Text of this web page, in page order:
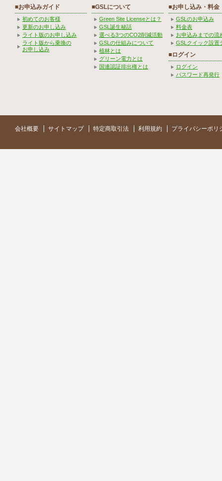
■お申込みガイド
初めてのお客様
更新のお申し込み
ライト版のお申し込み
ライト版から乗換の
お申し込み
■GSLについて
Green Site Licenseとは？
GSL誕生秘話
選べる3つのCO2削減活動
GSLの仕組みについて
植林とは
グリーン電力とは
国連認証排出権とは
■お申し込み・料金
GSLのお申込み
料金表
お申込みまでの流
GSLクイック設置
■ログイン
ログイン
パスワード再発行
会社概要 サイトマップ 特定商取引法 利用規約 プライバシーポリ